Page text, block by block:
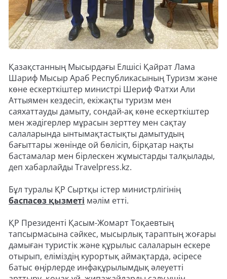
Қазақстанның Мысырдағы Елшісі Қайрат Лама
Шариф Мысыр Араб Республикасының Туризм және
көне ескерткіштер министрі Шериф Фатхи Али
Аттыямен кездесіп, екіжақты туризм мен
саяхаттауды дамыту, сондай-ақ көне ескерткіштер
мен жәдігерлер мұрасын зерттеу мен сақтау
салаларында ынтымақтастықты дамытудың
бағыттары жөнінде ой бөлісіп, бірқатар нақты
бастамалар мен бірлескен жұмыстарды талқылады,
деп хабарлайды Travelpress.kz.
Бұл туралы ҚР Сыртқы істер министрлігінің
баспасөз қызметі мәлім етті.
ҚР Президенті Қасым-Жомарт Тоқаевтың
тапсырмасына сәйкес, мысырлық тараптың жоғары
дамыған туристік және құрылыс салаларын ескере
отырып, еліміздің курортық аймақтарда, әсіресе
батыс өңірлерде инфақұрылымдық әлеуетті